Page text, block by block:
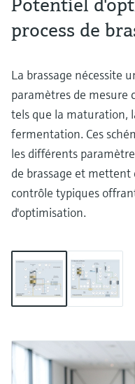
process de
La brassage nécessite
paramètres de mesure
tels que la maturation,
fermentation. Ces
les différents
de brassage et mettent
contrôle typiques
d'optimisation.